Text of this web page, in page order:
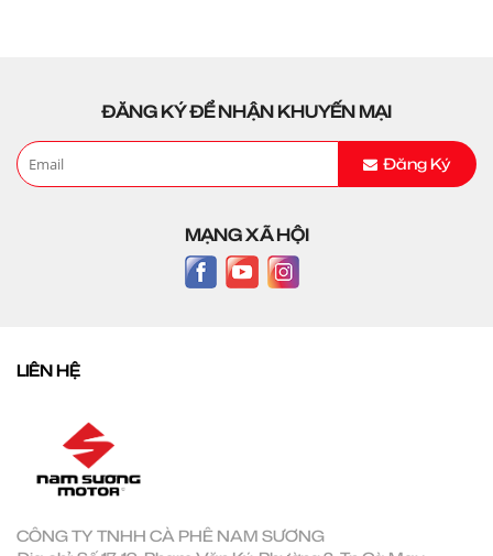
ĐĂNG KÝ ĐỂ NHẬN KHUYẾN MẠI
Đăng Ký
MẠNG XÃ HỘI
LIÊN HỆ
CÔNG TY TNHH CÀ PHÊ NAM SƯƠNG